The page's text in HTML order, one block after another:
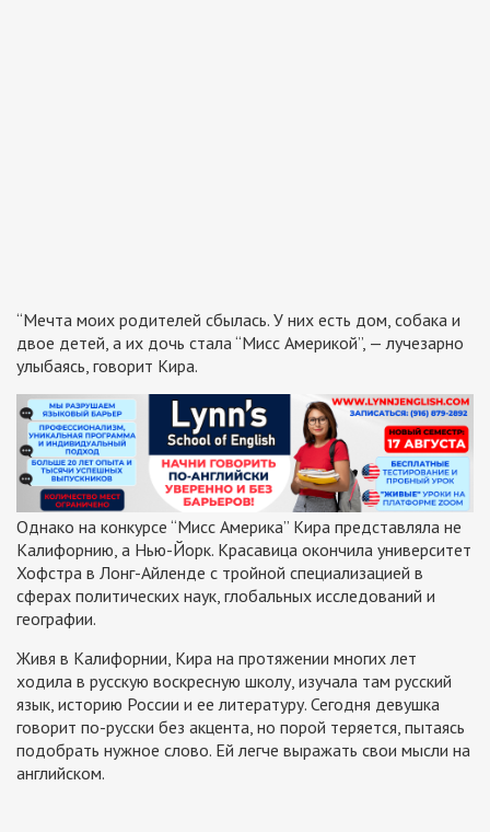
“Мечта моих родителей сбылась. У них есть дом, собака и
двое детей, а их дочь стала “Мисс Америкой”, — лучезарно
улыбаясь, говорит Кира.
Однако на конкурсе “Мисс Америка” Кира представляла не
Калифорнию, а Нью-Йорк. Красавица окончила университет
Хофстра в Лонг-Айленде с тройной специализацией в
сферах политических наук, глобальных исследований и
географии.
Живя в Калифорнии, Кира на протяжении многих лет
ходила в русскую воскресную школу, изучала там русский
язык, историю России и ее литературу. Сегодня девушка
говорит по-русски без акцента, но порой теряется, пытаясь
подобрать нужное слово. Ей легче выражать свои мысли на
английском.